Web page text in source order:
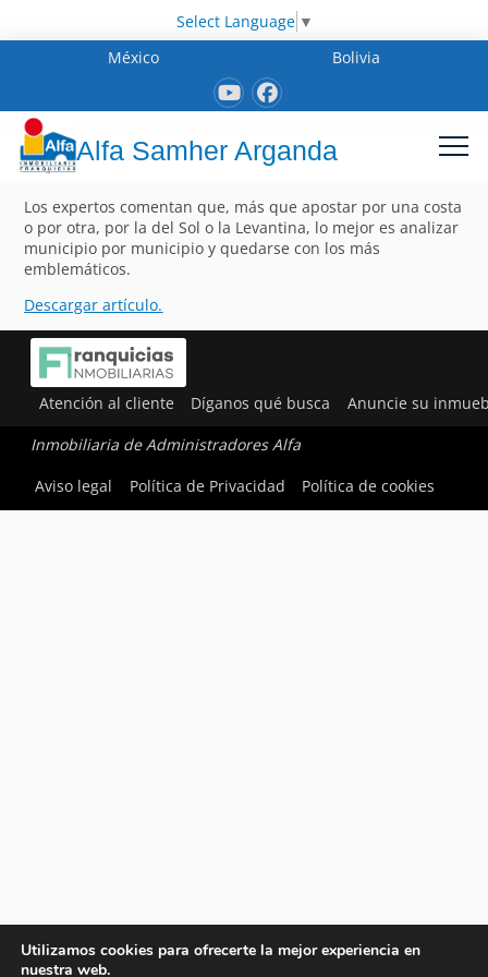
Select Language ▼
México
Bolivia
Alfa Samher Arganda
Los expertos comentan que, más que apostar por una costa
o por otra, por la del Sol o la Levantina, lo mejor es analizar
municipio por municipio y quedarse con los más
emblemáticos.
Descargar artículo.
Atención al cliente Díganos qué busca Anuncie su
Inmobiliaria de Administradores Alfa
Aviso legal
Política de Privacidad Política de cookies
Utilizamos cookies para ofrecerte la mejor experiencia en
nuestra web.